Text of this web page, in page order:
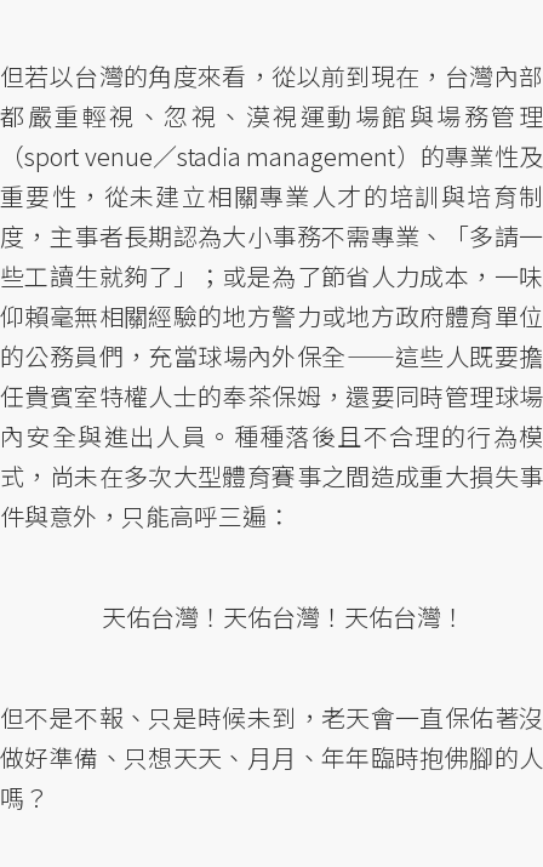
但若以台灣的角度來看，從以前到現在，台灣內部
都嚴重輕視、忽視、漠視運動場館與場務管理
（sport venue／stadia management）的專業性及
重要性，從未建立相關專業人才的培訓與培育制
度，主事者長期認為大小事務不需專業、「多請一
些工讀生就夠了」；或是為了節省人力成本，一味
仰賴毫無相關經驗的地方警力或地方政府體育單位
的公務員們，充當球場內外保全——這些人既要擔
任貴賓室特權人士的奉茶保姆，還要同時管理球場
內安全與進出人員。種種落後且不合理的行為模
式，尚未在多次大型體育賽事之間造成重大損失事
件與意外，只能高呼三遍：
天佑台灣！天佑台灣！天佑台灣！
但不是不報、只是時候未到，老天會一直保佑著沒
做好準備、只想天天、月月、年年臨時抱佛腳的人
嗎？